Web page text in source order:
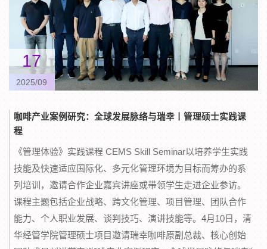
17
2025/09
咖啡产业案例研究：全球发展脉络与瑞幸丨管理硕士实践课
程
《管理体验》实践课程 CEMS Skill Seminar以培养学生实践
技能及快速适应国际化、多元化管理环境为目标而筹办的系
列培训，邀请合作企业嘉宾讲座或带领学生走进企业参访。
课程主题包括企业战略、跨文化管理、项目管理、团队合作
能力、个人职业发展、谈判技巧、演讲技能等。4月10日，清
华经管学院管理硕士项目邀请瑞幸咖啡原副总裁、核心创始